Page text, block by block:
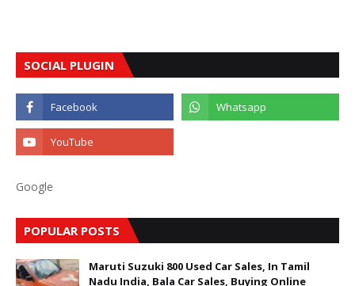
SOCIAL PLUGIN
Google
POPULAR POSTS
Maruti Suzuki 800 Used Car Sales, In Tamil
Nadu India, Bala Car Sales, Buying Online